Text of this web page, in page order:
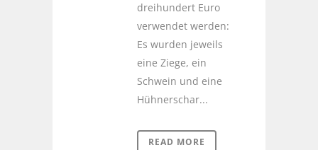
dreihundert Euro
verwendet werden:
Es wurden jeweils
eine Ziege, ein
Schwein und eine
Hühnerschar...
READ MORE